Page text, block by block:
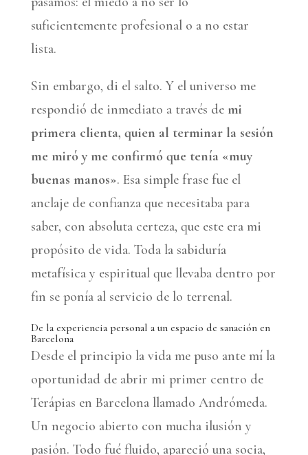
suficientemente profesional o a no estar
lista.
Sin embargo, di el salto. Y el universo me
respondió de inmediato a través de mi
primera clienta, quien al terminar la sesión
me miró y me confirmó que tenía «muy
buenas manos». Esa simple frase fue el
anclaje de confianza que necesitaba para
saber, con absoluta certeza, que este era mi
propósito de vida. Toda la sabiduría
metafísica y espiritual que llevaba dentro por
fin se ponía al servicio de lo terrenal.
De la experiencia personal a un espacio de sanación en
Barcelona
Desde el principio la vida me puso ante mí la
oportunidad de abrir mi primer centro de
Terápias en Barcelona llamado Andrómeda.
Un negocio abierto con mucha ilusión y
pasión. Todo fué fluido, apareció una socia,